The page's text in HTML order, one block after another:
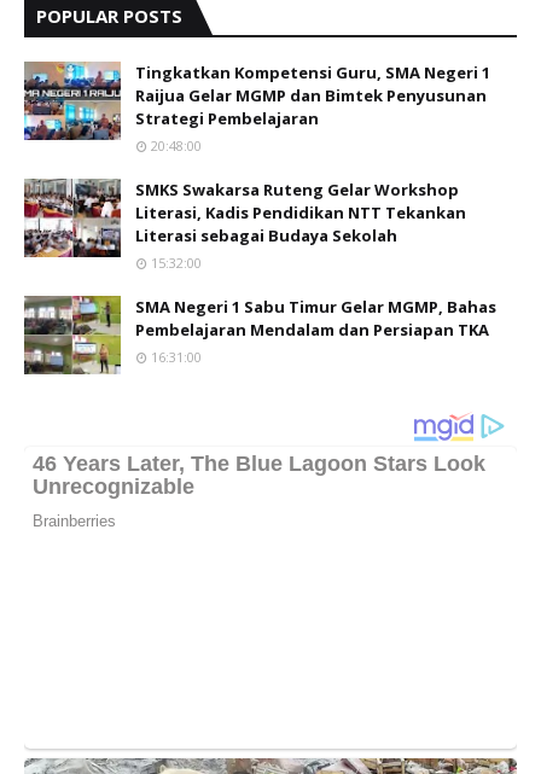
POPULAR POSTS
Tingkatkan Kompetensi Guru, SMA Negeri 1
Raijua Gelar MGMP dan Bimtek Penyusunan
Strategi Pembelajaran
20:48:00
SMKS Swakarsa Ruteng Gelar Workshop
Literasi, Kadis Pendidikan NTT Tekankan
Literasi sebagai Budaya Sekolah
15:32:00
SMA Negeri 1 Sabu Timur Gelar MGMP, Bahas
Pembelajaran Mendalam dan Persiapan TKA
16:31:00